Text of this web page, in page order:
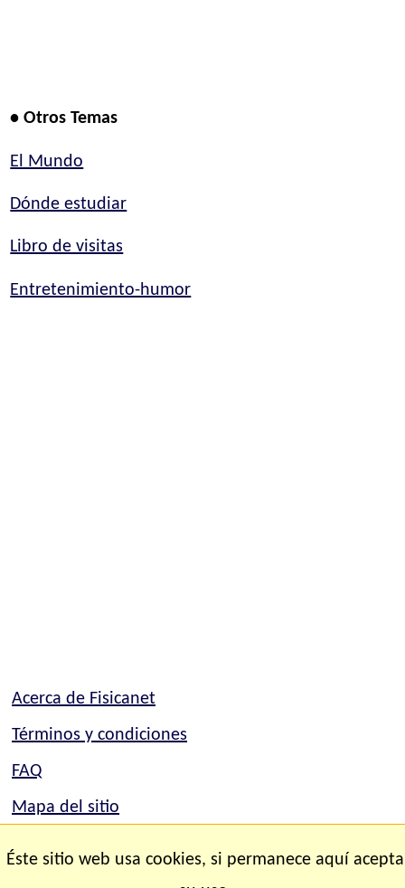
• Otros Temas
El Mundo
Dónde estudiar
Libro de visitas
Entretenimiento-humor
Acerca de Fisicanet
Términos y condiciones
FAQ
Mapa del sitio
Éste sitio web usa cookies, si permanece aquí acepta